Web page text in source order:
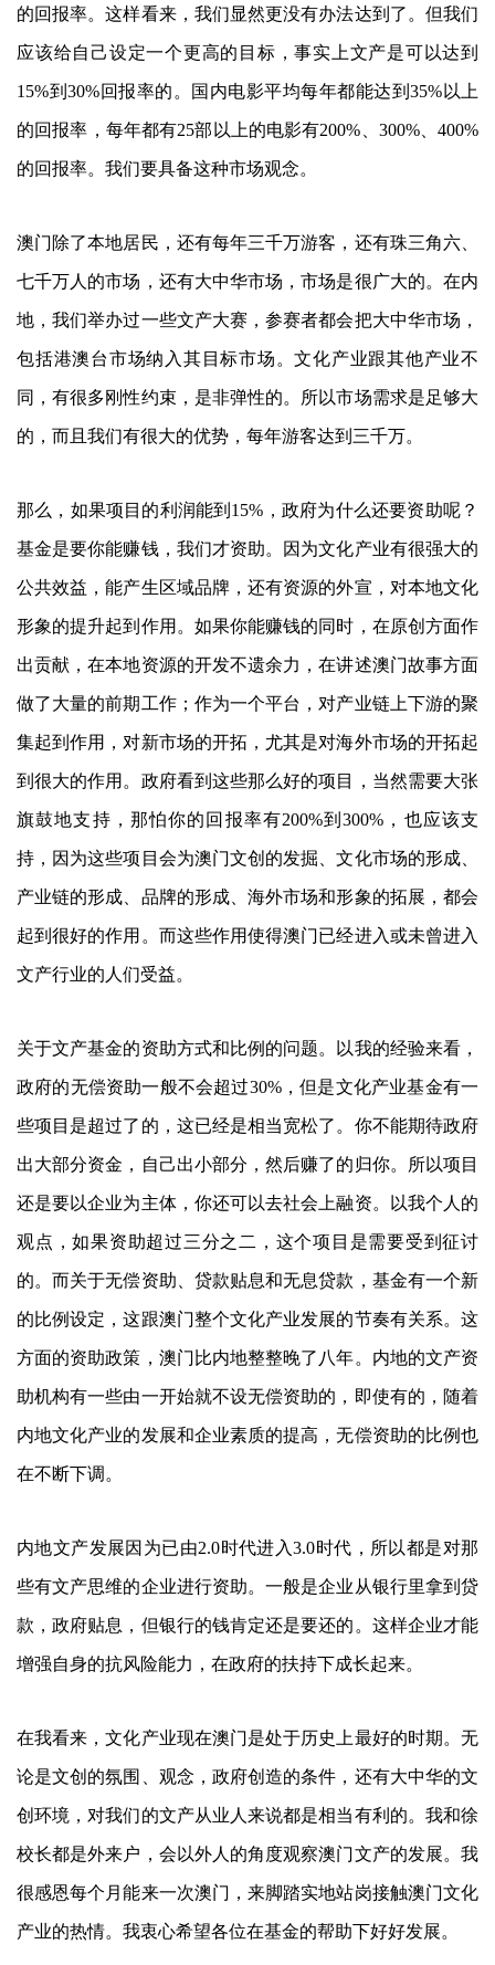
的回报率。这样看来，我们显然更没有办法达到了。但我们
应该给自己设定一个更高的目标，事实上文产是可以达到
15%到30%回报率的。国内电影平均每年都能达到35%以上
的回报率，每年都有25部以上的电影有200%、300%、400%
的回报率。我们要具备这种市场观念。
澳门除了本地居民，还有每年三千万游客，还有珠三角六、
七千万人的市场，还有大中华市场，市场是很广大的。在内
地，我们举办过一些文产大赛，参赛者都会把大中华市场，
包括港澳台市场纳入其目标市场。文化产业跟其他产业不
同，有很多刚性约束，是非弹性的。所以市场需求是足够大
的，而且我们有很大的优势，每年游客达到三千万。
那么，如果项目的利润能到15%，政府为什么还要资助呢？
基金是要你能赚钱，我们才资助。因为文化产业有很强大的
公共效益，能产生区域品牌，还有资源的外宣，对本地文化
形象的提升起到作用。如果你能赚钱的同时，在原创方面作
出贡献，在本地资源的开发不遗余力，在讲述澳门故事方面
做了大量的前期工作；作为一个平台，对产业链上下游的聚
集起到作用，对新市场的开拓，尤其是对海外市场的开拓起
到很大的作用。政府看到这些那么好的项目，当然需要大张
旗鼓地支持，那怕你的回报率有200%到300%，也应该支
持，因为这些项目会为澳门文创的发掘、文化市场的形成、
产业链的形成、品牌的形成、海外市场和形象的拓展，都会
起到很好的作用。而这些作用使得澳门已经进入或未曾进入
文产行业的人们受益。
关于文产基金的资助方式和比例的问题。以我的经验来看，
政府的无偿资助一般不会超过30%，但是文化产业基金有一
些项目是超过了的，这已经是相当宽松了。你不能期待政府
出大部分资金，自己出小部分，然后赚了的归你。所以项目
还是要以企业为主体，你还可以去社会上融资。以我个人的
观点，如果资助超过三分之二，这个项目是需要受到征讨
的。而关于无偿资助、贷款贴息和无息贷款，基金有一个新
的比例设定，这跟澳门整个文化产业发展的节奏有关系。这
方面的资助政策，澳门比内地整整晚了八年。内地的文产资
助机构有一些由一开始就不设无偿资助的，即使有的，随着
内地文化产业的发展和企业素质的提高，无偿资助的比例也
在不断下调。
内地文产发展因为已由2.0时代进入3.0时代，所以都是对那
些有文产思维的企业进行资助。一般是企业从银行里拿到贷
款，政府贴息，但银行的钱肯定还是要还的。这样企业才能
增强自身的抗风险能力，在政府的扶持下成长起来。
在我看来，文化产业现在澳门是处于历史上最好的时期。无
论是文创的氛围、观念，政府创造的条件，还有大中华的文
创环境，对我们的文产从业人来说都是相当有利的。我和徐
校长都是外来户，会以外人的角度观察澳门文产的发展。我
很感恩每个月能来一次澳门，来脚踏实地站岗接触澳门文化
产业的热情。我衷心希望各位在基金的帮助下好好发展。